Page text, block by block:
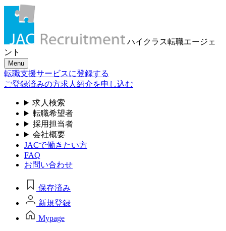
ハイクラス転職エージェ
ント
Menu
転職支援サービスに登録する
ご登録済みの方求人紹介を申し込む
求人検索
転職希望者
採用担当者
会社概要
JACで働きたい方
FAQ
お問い合わせ
保存済み
新規登録
Mypage